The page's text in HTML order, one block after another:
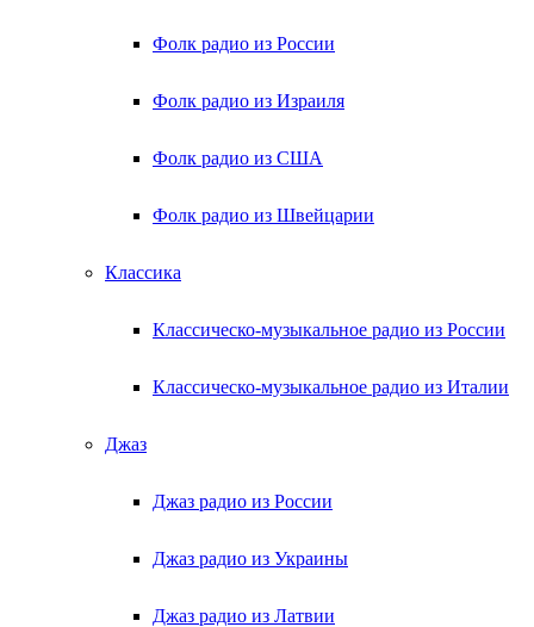
Фолк радио из России
Фолк радио из Израиля
Фолк радио из США
Фолк радио из Швейцарии
Классика
Классическо-музыкальное радио из России
Классическо-музыкальное радио из Италии
Джаз
Джаз радио из России
Джаз радио из Украины
Джаз радио из Латвии